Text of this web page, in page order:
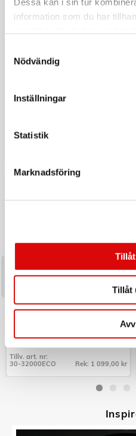
information som du har
Nödvändig
Inställningar
Statistik
Marknadsföring
Tillåt
Ladda upp inför hösten
produkter utvalda för
C3
Perkolator Design Borstat
Art nr:
30-32000ECO
Tillv. art. nr:
30-32000ECO
Rek: 1 099,00 kr